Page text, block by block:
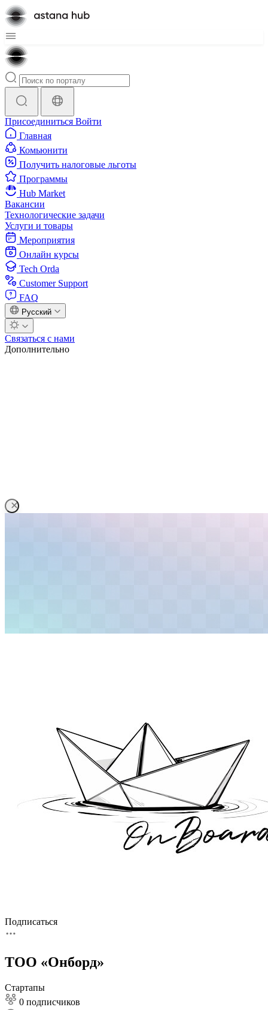
Присоединиться Войти
Главная
Комьюнити
Получить налоговые льготы
Программы
Hub Market
Вакансии
Технологические задачи
Услуги и товары
Мероприятия
Онлайн курсы
Tech Orda
Customer Support
FAQ
Русский
Связаться с нами
Дополнительно
Подписаться
ТОО «Онборд»
Стартапы
0 подписчиков